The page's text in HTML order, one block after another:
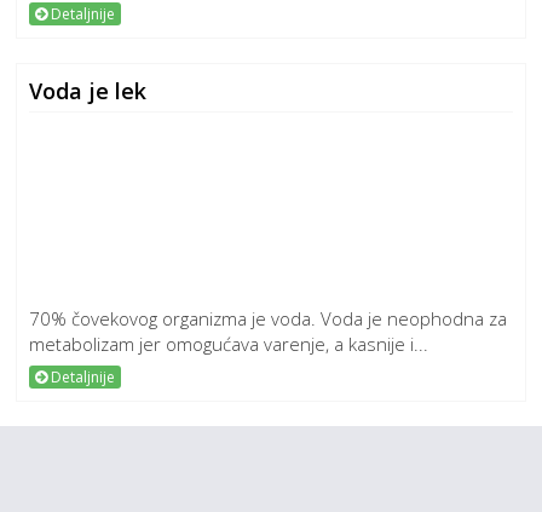
Detaljnije
Voda je lek
70% čovekovog organizma je voda. Voda je neophodna za
metabolizam jer omogućava varenje, a kasnije i...
Detaljnije